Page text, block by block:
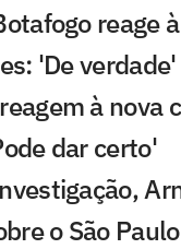
reage
'De verdade'
à nova
dar certo'
o São Paulo